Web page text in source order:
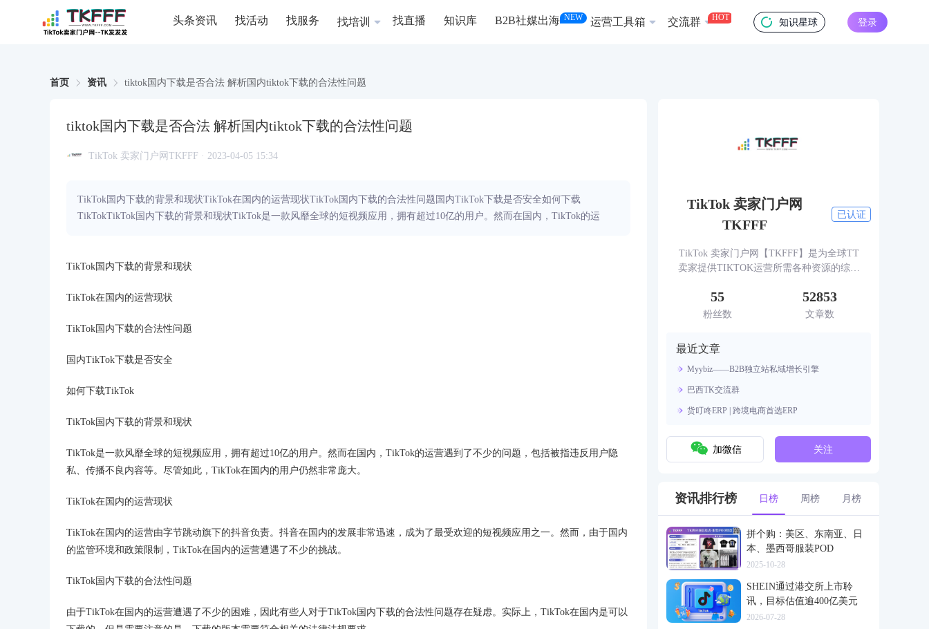
头条资讯 找活动 找服务 找培训 找直播 知识库 B2B社媒出海 NEW 运营工具箱 交流群 HOT 知识星球 登录
首页 资讯 tiktok国内下载是否合法 解析国内tiktok下载的合法性问题
tiktok国内下载是否合法 解析国内tiktok下载的合法性问题
TikTok 卖家门户网TKFFF · 2023-04-05 15:34
TikTok国内下载的背景和现状TikTok在国内的运营现状TikTok国内下载的合法性问题国内TikTok下载是否安全如何下载
TikTokTikTok国内下载的背景和现状TikTok是一款风靡全球的短视频应用，拥有超过10亿的用户。然而在国内，TikTok的运
TikTok国内下载的背景和现状
TikTok在国内的运营现状
TikTok国内下载的合法性问题
国内TikTok下载是否安全
如何下载TikTok
TikTok国内下载的背景和现状
TikTok是一款风靡全球的短视频应用，拥有超过10亿的用户。然而在国内，TikTok的运营遇到了不少的问题，包括被指违反用户隐
私、传播不良内容等。尽管如此，TikTok在国内的用户仍然非常庞大。
TikTok在国内的运营现状
TikTok在国内的运营由字节跳动旗下的抖音负责。抖音在国内的发展非常迅速，成为了最受欢迎的短视频应用之一。然而，由于国内
的监管环境和政策限制，TikTok在国内的运营遭遇了不少的挑战。
TikTok国内下载的合法性问题
由于TikTok在国内的运营遭遇了不少的困难，因此有些人对于TikTok国内下载的合法性问题存在疑虑。实际上，TikTok在国内是可以
TikTok 卖家门户网
TKFFF
已认证
TikTok 卖家门户网【TKFFF】是为全球TT
卖家提供TIKTOK运营所需各种资源的综合
坛、社群、活动、人脉、货盘、教学等必备
55
粉丝数
52853
文章数
最近文章
Myybiz——B2B独立站私域增长引擎
巴西TK交流群
货叮咚ERP | 跨境电商首选ERP
加微信 关注
资讯排行榜 日榜 周榜 月榜
拼个购：美区、东南亚、日
本、墨西哥服装POD
2025-10-28
SHEIN通过港交所上市聆
讯，目标估值逾400亿美元
2026-07-28